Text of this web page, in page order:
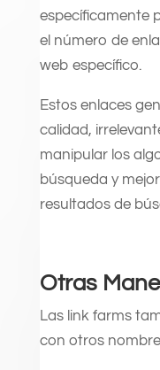
específicamente
el número de
web específico.
Estos enlaces
calidad,
manipular los
búsqueda y
resultados de
Otras
Las link farms
con otros